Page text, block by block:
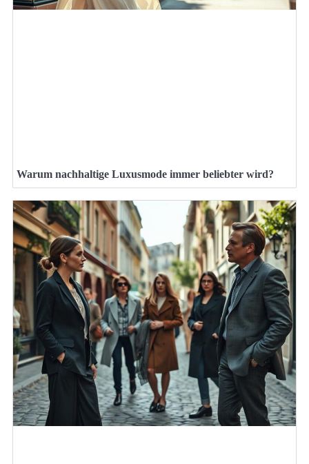
Warum nachhaltige Luxusmode immer beliebter wird?